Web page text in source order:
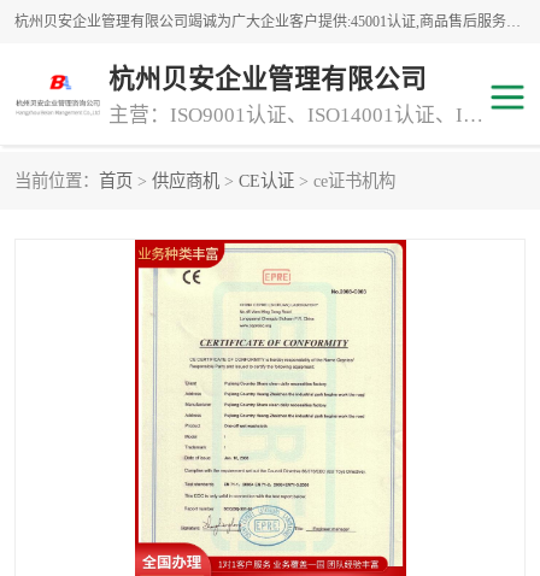
杭州贝安企业管理有限公司竭诚为广大企业客户提供:45001认证,商品售后服务认证,CE认证,知识产权体系认证,iso体系认证等服务,公司提供一条认证服务,方便快捷.
杭州贝安企业管理有限公司
主营：ISO9001认证、ISO14001认证、ISO认证、ISO22000认证、ISO/TS16949认证,FSC森林认证
当前位置： 首页 > 供应商机 > CE认证 > ce证书机构
专业资质评价证书(1)
45001认证
知识产权体系认证
消防设施工程专业承包
交通运输服务认证 CCRC认证